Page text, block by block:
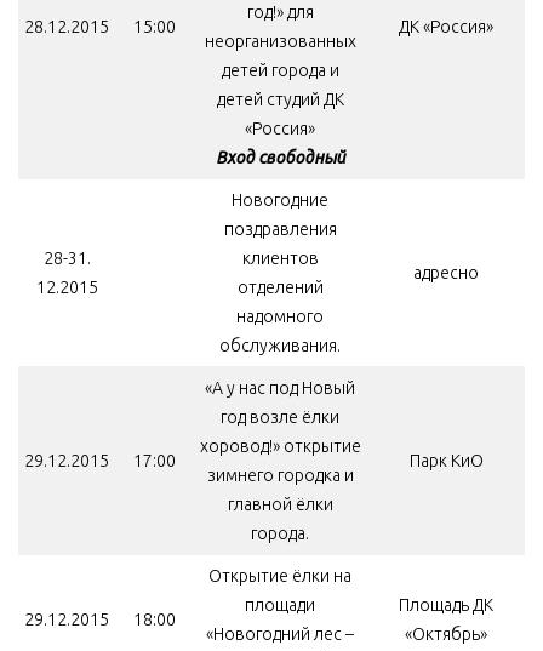
28.12.2015 15:00
год!» для
неорганизованных
детей города и
детей студий ДК
«Россия»
Вход свободный
ДК «Россия»
28-31.
12.2015
Новогодние
поздравления
клиентов
отделений
надомного
обслуживания.
адресно
29.12.2015 17:00
«А у нас под Новый
год возле ёлки
хоровод!» открытие
зимнего городка и
главной ёлки
города.
Парк КиО
29.12.2015 18:00
Открытие ёлки на
площади
«Новогодний лес –
Площадь ДК
«Октябрь»